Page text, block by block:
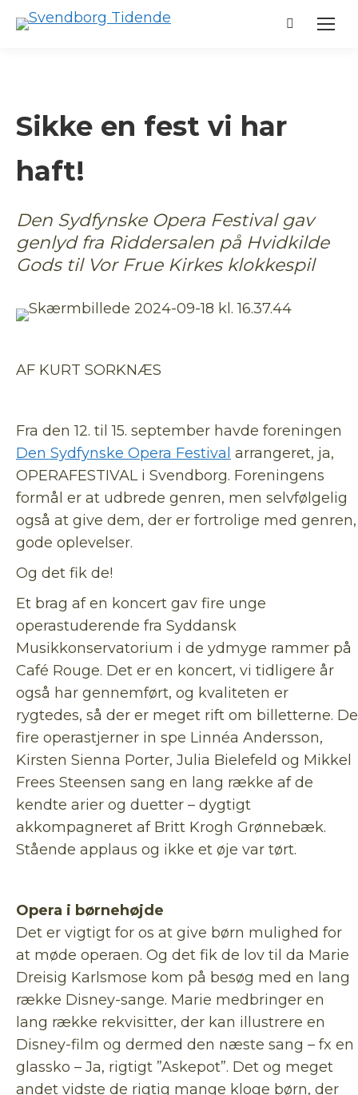
Search:
Sikke en fest vi har
haft!
Den Sydfynske Opera Festival gav
genlyd fra Riddersalen på Hvidkilde
Gods til Vor Frue Kirkes klokkespil
AF KURT SORKNÆS
Fra den 12. til 15. september havde foreningen
Den Sydfynske Opera Festival arrangeret, ja,
OPERAFESTIVAL i Svendborg. Foreningens
formål er at udbrede genren, men selvfølgelig
også at give dem, der er fortrolige med genren,
gode oplevelser.
Og det fik de!
Et brag af en koncert gav fire unge
operastuderende fra Syddansk
Musikkonservatorium i de ydmyge rammer på
Café Rouge. Det er en koncert, vi tidligere år
også har gennemført, og kvaliteten er
rygtedes, så der er meget rift om billetterne. De
fire operastjerner in spe Linnéa Andersson,
Kirsten Sienna Porter, Julia Bielefeld og Mikkel
Frees Steensen sang en lang række af de
kendte arier og duetter – dygtigt
akkompagneret af Britt Krogh Grønnebæk.
Stående applaus og ikke et øje var tørt.
Opera i børnehøjde
Det er vigtigt for os at give børn mulighed for
at møde operaen. Og det fik de lov til da Marie
Dreisig Karlsmose kom på besøg med en lang
række Disney-sange. Marie medbringer en
lang række rekvisitter, der kan illustrere en
Disney-film og dermed den næste sang – fx en
glassko – Ja, rigtigt ”Askepot”. Det og meget
andet vidste de rigtig mange kloge børn, der